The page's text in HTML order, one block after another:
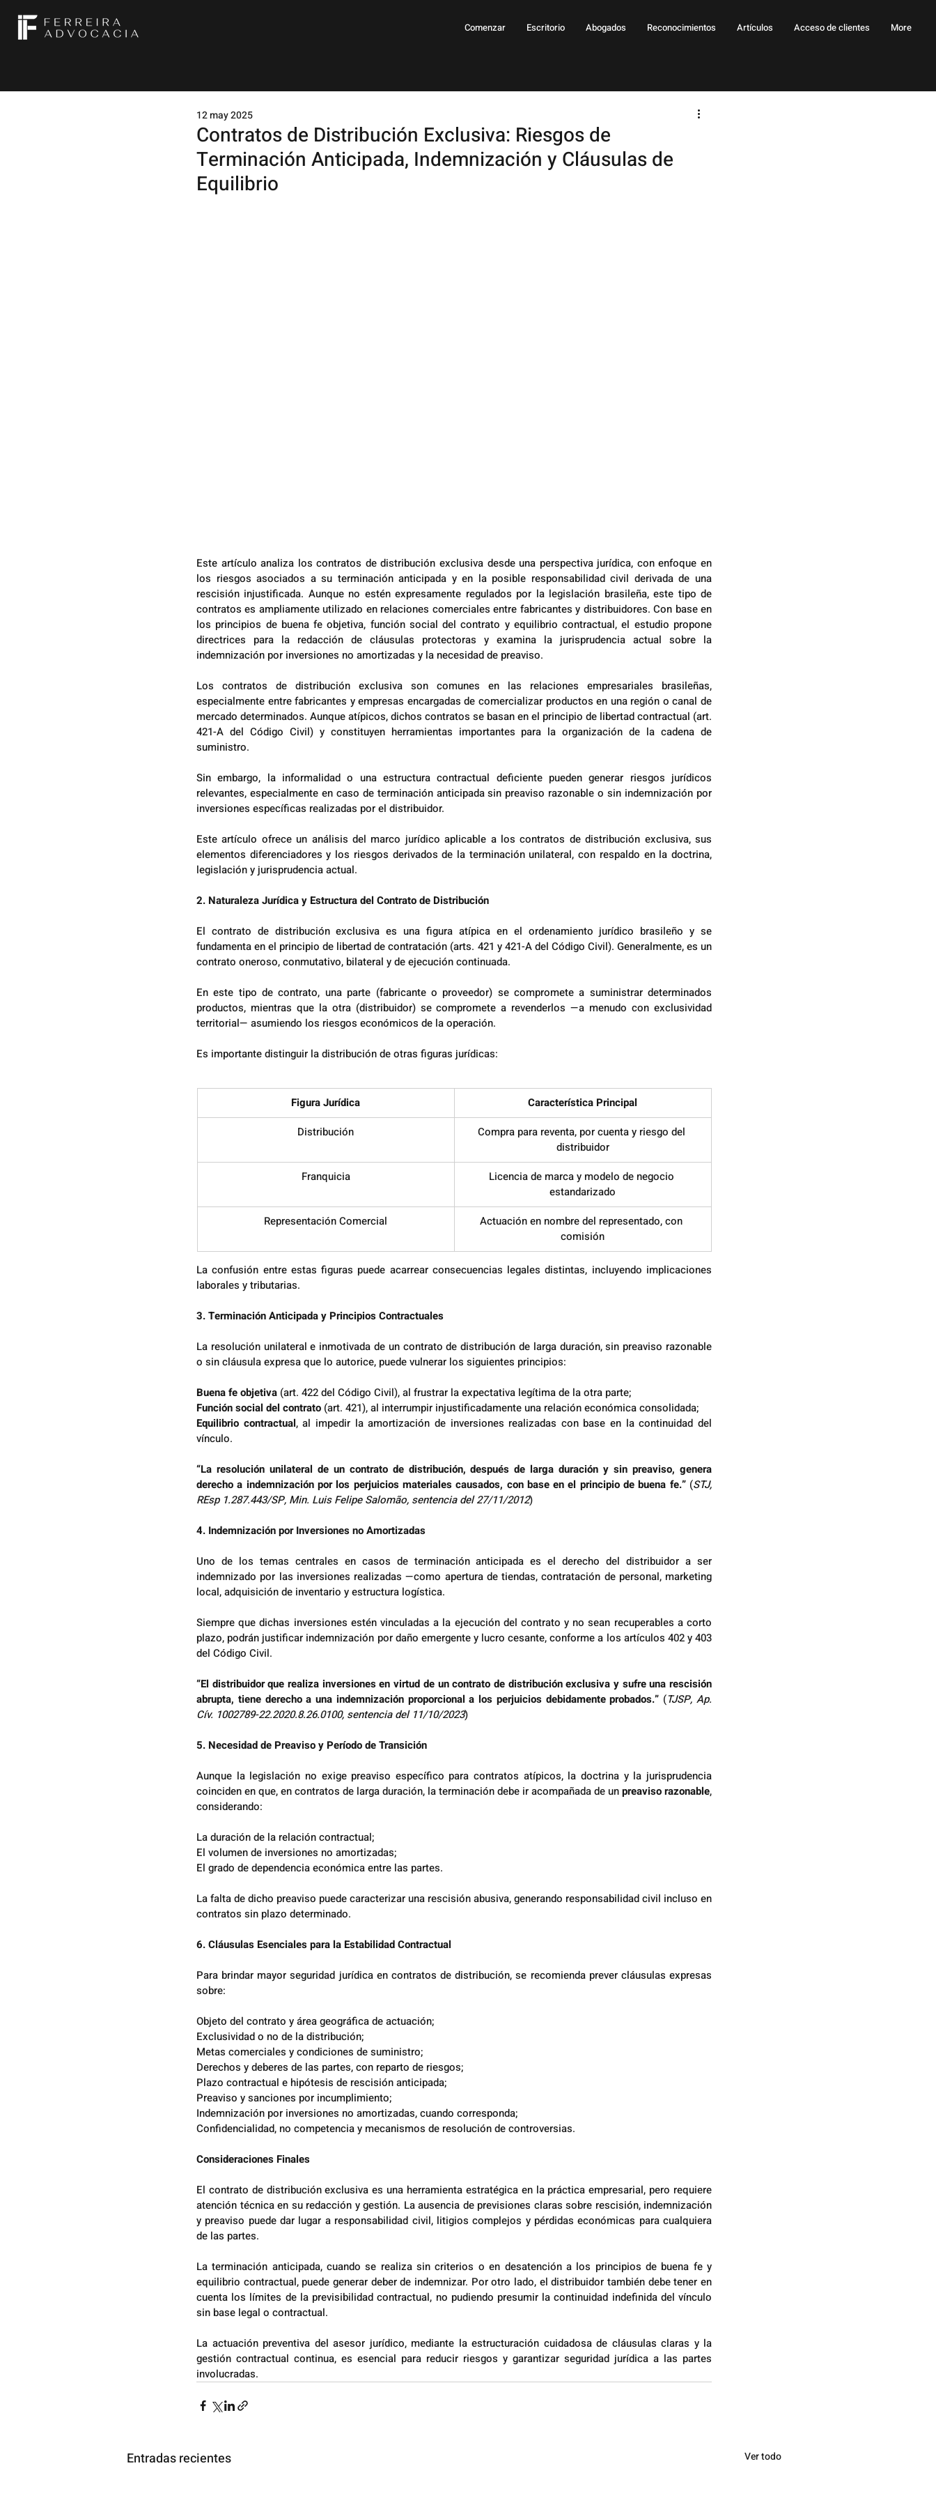
Comenzar Escritorio Abogados Reconocimientos Artículos Acceso de clientes More
Contratos de Distribución Exclusiva: Riesgos de
Terminación Anticipada, Indemnización y Cláusulas de
Equilibrio
12 may 2025
Este artículo analiza los contratos de distribución exclusiva desde una perspectiva jurídica, con enfoque en
los riesgos asociados a su terminación anticipada y en la posible responsabilidad civil derivada de una
rescisión injustificada. Aunque no estén expresamente regulados por la legislación brasileña, este tipo de
contratos es ampliamente utilizado en relaciones comerciales entre fabricantes y distribuidores. Con base en
los principios de buena fe objetiva, función social del contrato y equilibrio contractual, el estudio propone
directrices para la redacción de cláusulas protectoras y examina la jurisprudencia actual sobre la
indemnización por inversiones no amortizadas y la necesidad de preaviso.
Los contratos de distribución exclusiva son comunes en las relaciones empresariales brasileñas,
especialmente entre fabricantes y empresas encargadas de comercializar productos en una región o canal de
mercado determinados. Aunque atípicos, dichos contratos se basan en el principio de libertad contractual (art.
421-A del Código Civil) y constituyen herramientas importantes para la organización de la cadena de
suministro.
Sin embargo, la informalidad o una estructura contractual deficiente pueden generar riesgos jurídicos
relevantes, especialmente en caso de terminación anticipada sin preaviso razonable o sin indemnización por
inversiones específicas realizadas por el distribuidor.
Este artículo ofrece un análisis del marco jurídico aplicable a los contratos de distribución exclusiva, sus
elementos diferenciadores y los riesgos derivados de la terminación unilateral, con respaldo en la doctrina,
legislación y jurisprudencia actual.
2. Naturaleza Jurídica y Estructura del Contrato de Distribución
El contrato de distribución exclusiva es una figura atípica en el ordenamiento jurídico brasileño y se
fundamenta en el principio de libertad de contratación (arts. 421 y 421-A del Código Civil). Generalmente, es un
contrato oneroso, conmutativo, bilateral y de ejecución continuada.
En este tipo de contrato, una parte (fabricante o proveedor) se compromete a suministrar determinados
productos, mientras que la otra (distribuidor) se compromete a revenderlos —a menudo con exclusividad
territorial— asumiendo los riesgos económicos de la operación.
Es importante distinguir la distribución de otras figuras jurídicas:
Figura Jurídica
Característica Principal
Distribución
Compra para reventa, por cuenta y riesgo del
distribuidor
Franquicia
Licencia de marca y modelo de negocio
estandarizado
Representación Comercial
Actuación en nombre del representado, con
comisión
La confusión entre estas figuras puede acarrear consecuencias legales distintas, incluyendo implicaciones
laborales y tributarias.
3. Terminación Anticipada y Principios Contractuales
La resolución unilateral e inmotivada de un contrato de distribución de larga duración, sin preaviso razonable
o sin cláusula expresa que lo autorice, puede vulnerar los siguientes principios:
Buena fe objetiva (art. 422 del Código Civil), al frustrar la expectativa legítima de la otra parte;
Función social del contrato (art. 421), al interrumpir injustificadamente una relación económica consolidada;
Equilibrio contractual, al impedir la amortización de inversiones realizadas con base en la continuidad del
vínculo.
“La resolución unilateral de un contrato de distribución, después de larga duración y sin preaviso, genera
derecho a indemnización por los perjuicios materiales causados, con base en el principio de buena fe.” (STJ,
REsp 1.287.443/SP, Min. Luis Felipe Salomão, sentencia del 27/11/2012)
4. Indemnización por Inversiones no Amortizadas
Uno de los temas centrales en casos de terminación anticipada es el derecho del distribuidor a ser
indemnizado por las inversiones realizadas —como apertura de tiendas, contratación de personal, marketing
local, adquisición de inventario y estructura logística.
Siempre que dichas inversiones estén vinculadas a la ejecución del contrato y no sean recuperables a corto
plazo, podrán justificar indemnización por daño emergente y lucro cesante, conforme a los artículos 402 y 403
del Código Civil.
“El distribuidor que realiza inversiones en virtud de un contrato de distribución exclusiva y sufre una rescisión
abrupta, tiene derecho a una indemnización proporcional a los perjuicios debidamente probados.” (TJSP, Ap.
Cív. 1002789-22.2020.8.26.0100, sentencia del 11/10/2023)
5. Necesidad de Preaviso y Período de Transición
Aunque la legislación no exige preaviso específico para contratos atípicos, la doctrina y la jurisprudencia
coinciden en que, en contratos de larga duración, la terminación debe ir acompañada de un preaviso razonable,
considerando:
La duración de la relación contractual;
El volumen de inversiones no amortizadas;
El grado de dependencia económica entre las partes.
La falta de dicho preaviso puede caracterizar una rescisión abusiva, generando responsabilidad civil incluso en
contratos sin plazo determinado.
6. Cláusulas Esenciales para la Estabilidad Contractual
Para brindar mayor seguridad jurídica en contratos de distribución, se recomienda prever cláusulas expresas
sobre:
Objeto del contrato y área geográfica de actuación;
Exclusividad o no de la distribución;
Metas comerciales y condiciones de suministro;
Derechos y deberes de las partes, con reparto de riesgos;
Plazo contractual e hipótesis de rescisión anticipada;
Preaviso y sanciones por incumplimiento;
Indemnización por inversiones no amortizadas, cuando corresponda;
Confidencialidad, no competencia y mecanismos de resolución de controversias.
Consideraciones Finales
El contrato de distribución exclusiva es una herramienta estratégica en la práctica empresarial, pero requiere
atención técnica en su redacción y gestión. La ausencia de previsiones claras sobre rescisión, indemnización
y preaviso puede dar lugar a responsabilidad civil, litigios complejos y pérdidas económicas para cualquiera
de las partes.
La terminación anticipada, cuando se realiza sin criterios o en desatención a los principios de buena fe y
equilibrio contractual, puede generar deber de indemnizar. Por otro lado, el distribuidor también debe tener en
cuenta los límites de la previsibilidad contractual, no pudiendo presumir la continuidad indefinida del vínculo
sin base legal o contractual.
La actuación preventiva del asesor jurídico, mediante la estructuración cuidadosa de cláusulas claras y la
gestión contractual continua, es esencial para reducir riesgos y garantizar seguridad jurídica a las partes
involucradas.
Entradas recientes Ver todo